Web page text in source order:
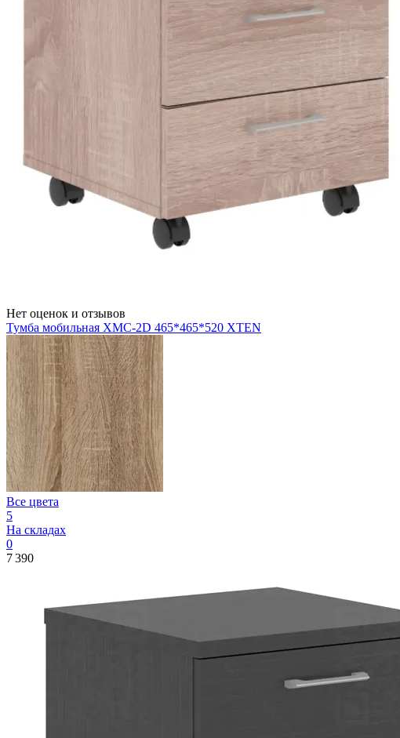
Нет оценок и отзывов
Тумба мобильная XMC-2D 465*465*520 XTEN
Все цвета
5
На складах
0
7 390